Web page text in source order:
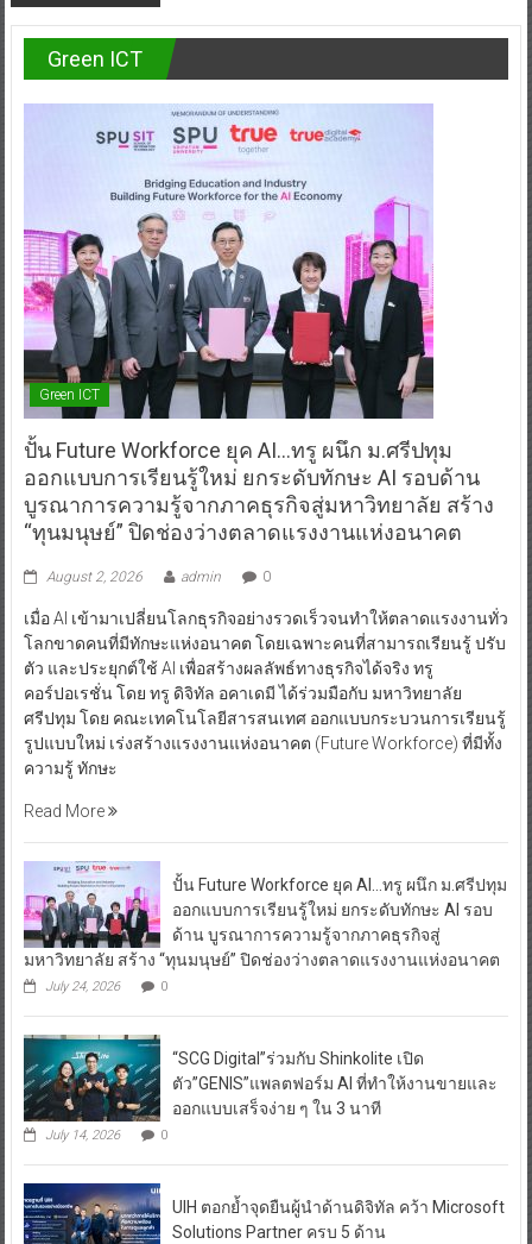
Green ICT
Green ICT
ปั้น Future Workforce ยุค AI…ทรู ผนึก ม.ศรีปทุม
ออกแบบการเรียนรู้ใหม่ ยกระดับทักษะ AI รอบด้าน
บูรณาการความรู้จากภาคธุรกิจสู่มหาวิทยาลัย สร้าง
“ทุนมนุษย์” ปิดช่องว่างตลาดแรงงานแห่งอนาคต
August 2, 2026 admin 0
เมื่อ AI เข้ามาเปลี่ยนโลกธุรกิจอย่างรวดเร็วจนทำให้ตลาดแรงงานทั่ว
โลกขาดคนที่มีทักษะแห่งอนาคต โดยเฉพาะคนที่สามารถเรียนรู้ ปรับ
ตัว และประยุกต์ใช้ AI เพื่อสร้างผลลัพธ์ทางธุรกิจได้จริง ทรู
คอร์ปอเรชั่น โดย ทรู ดิจิทัล อคาเดมี ได้ร่วมมือกับ มหาวิทยาลัย
ศรีปทุม โดย คณะเทคโนโลยีสารสนเทศ ออกแบบกระบวนการเรียนรู้
รูปแบบใหม่ เร่งสร้างแรงงานแห่งอนาคต (Future Workforce) ที่มีทั้ง
ความรู้ ทักษะ
Read More
ปั้น Future Workforce ยุค AI…ทรู ผนึก ม.ศรีปทุม
ออกแบบการเรียนรู้ใหม่ ยกระดับทักษะ AI รอบ
ด้าน บูรณาการความรู้จากภาคธุรกิจสู่
มหาวิทยาลัย สร้าง “ทุนมนุษย์” ปิดช่องว่างตลาดแรงงานแห่งอนาคต
July 24, 2026 0
“SCG Digital”ร่วมกับ Shinkolite เปิด
ตัว”GENIS”แพลตฟอร์ม AI ที่ทำให้งานขายและ
ออกแบบเสร็จง่าย ๆ ใน 3 นาที
July 14, 2026 0
UIH ตอกย้ำจุดยืนผู้นำด้านดิจิทัล คว้า Microsoft
Solutions Partner ครบ 5 ด้าน